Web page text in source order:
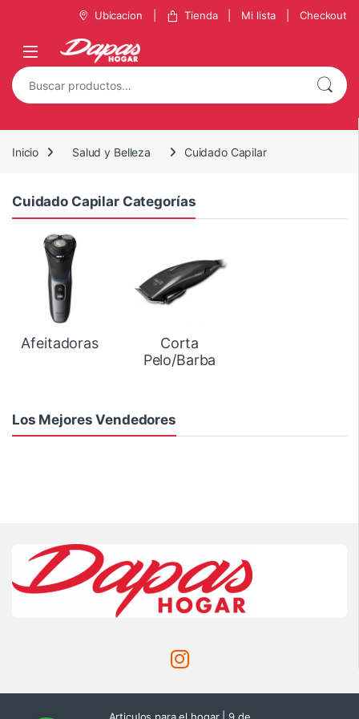
Ubicacion Tienda Mi lista Checkout
Inicio Salud y Belleza Cuidado Capilar
Cuidado Capilar Categorías
Afeitadoras
Corta
Pelo/Barba
Los Mejores Vendedores